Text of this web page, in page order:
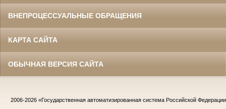
ВНЕПРОЦЕССУАЛЬНЫЕ ОБРАЩЕНИЯ
КАРТА САЙТА
ОБЫЧНАЯ ВЕРСИЯ САЙТА
2006-2026 «Государственная автоматизированная система Российской